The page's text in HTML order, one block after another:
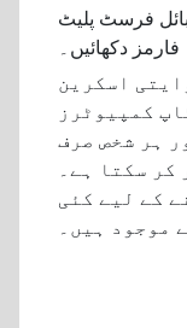
فرسٹ پلیٹ
فارمز دکھائیں۔
اسکرین
کمپیوٹرز
ہر شخص صرف
کر سکتا ہے۔
کے لیے کئی